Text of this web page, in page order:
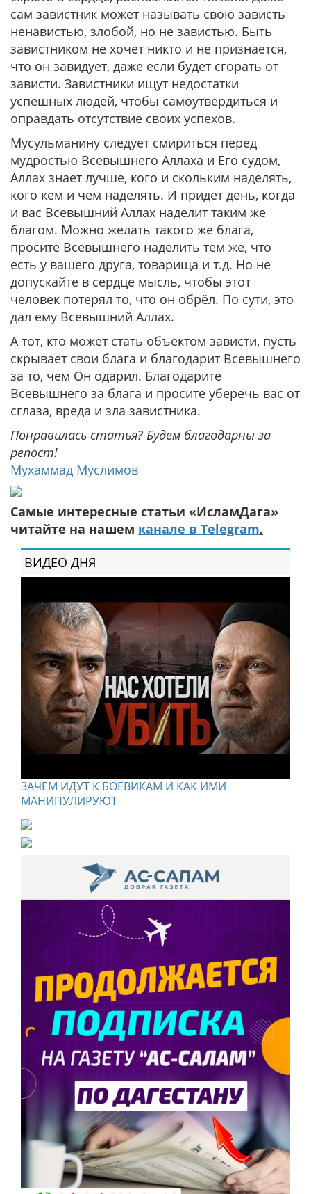
сам завистник может называть свою зависть
ненавистью, злобой, но не завистью. Быть
завистником не хочет никто и не признается,
что он завидует, даже если будет сгорать от
зависти. Завистники ищут недостатки
успешных людей, чтобы самоутвердиться и
оправдать отсутствие своих успехов.
Мусульманину следует смириться перед
мудростью Всевышнего Аллаха и Его судом,
Аллах знает лучше, кого и скольким наделять,
кого кем и чем наделять. И придет день, когда
и вас Всевышний Аллах наделит таким же
благом. Можно желать такого же блага,
просите Всевышнего наделить тем же, что
есть у вашего друга, товарища и т.д. Но не
допускайте в сердце мысль, чтобы этот
человек потерял то, что он обрёл. По сути, это
дал ему Всевышний Аллах.
А тот, кто может стать объектом зависти, пусть
скрывает свои блага и благодарит Всевышнего
за то, чем Он одарил. Благодарите
Всевышнего за блага и просите уберечь вас от
сглаза, вреда и зла завистника.
Понравилась статья? Будем благодарны за
репост!
Мухаммад Муслимов
Самые интересные статьи «ИсламДага»
читайте на нашем канале в Telegram.
ВИДЕО ДНЯ
ЗАЧЕМ ИДУТ К БОЕВИКАМ И КАК ИМИ
МАНИПУЛИРУЮТ